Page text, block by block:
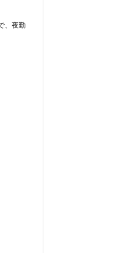
、夜勤